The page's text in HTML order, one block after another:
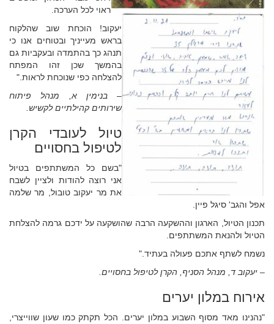
ראוי לכל הערכה.
יעקוב! הוכחת שוב שהלקוח
בראש מעייניך ובטוחים אנו כי
תנהג כך בהתמדה ובעקביות גם
בהמשך שכן זהו המפתח
להצלחה כפי שנוכחת לראות."
– בנימין א, מנהל פיתוח
שירותים קהילתיים לקשיש.
טיול לעובדי הקרן
לטיפול בחסויים
"בשם כל המשתתפים בטיול
אני רוצה להודות ולציין לשבח
את מר יעקוב טובול, מר שלמה
אפל והגב' סיגל פיין.
תכנון הטיול, הארגון וההשקעה הרבה שהושקעה על ידכם גרמה להצלחת
הטיול ולהנאת המשתתפים.
נשמח לשתף אתכם פעולה בעתיד."
– יעקוב ד, מנהל הסניף, הקרן לטיפול בחסויים.
אירוח במלון יערים
"נהנינו מאד מסוף השבוע במלון יערים. הכל תקתק כמו שעון שווייצרי,